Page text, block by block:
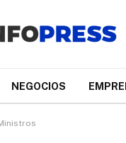
NEGOCIOS